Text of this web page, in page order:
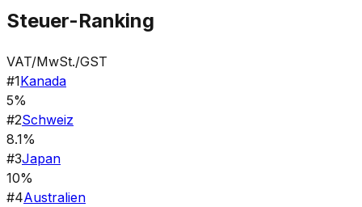
Steuer-Ranking
VAT/MwSt./GST
#1Kanada
5%
#2Schweiz
8.1%
#3Japan
10%
#4Australien